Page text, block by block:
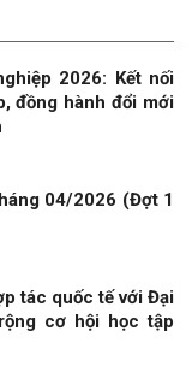
2026: Kết nối
đồng hành đổi mới
04/2026 (Đợt 1
tác quốc tế với Đại
cơ hội học tập